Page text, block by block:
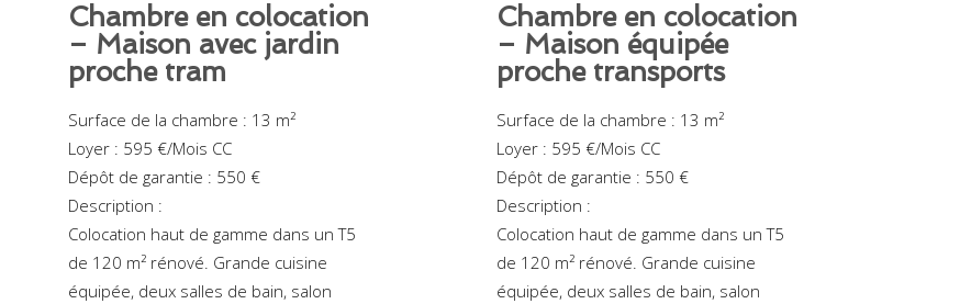
Chambre en colocation
– Maison avec jardin
proche tram
Surface de la chambre : 13 m²
Loyer : 595 €/Mois CC
Dépôt de garantie : 550 €
Description :
Colocation haut de gamme dans un T5
de 120 m² rénové. Grande cuisine
équipée, deux salles de bain, salon
Chambre en colocation
– Maison équipée
proche transports
Surface de la chambre : 13 m²
Loyer : 595 €/Mois CC
Dépôt de garantie : 550 €
Description :
Colocation haut de gamme dans un T5
de 120 m² rénové. Grande cuisine
équipée, deux salles de bain, salon